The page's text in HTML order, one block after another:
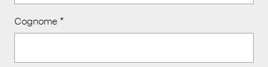
Cognome *